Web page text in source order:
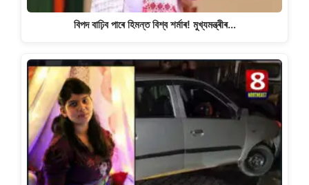
বিপদ বাঢ়িব পাৰে হিমন্ত বিশ্ব শৰ্মাৰ! মুখ্যমন্ত্ৰীৰ…